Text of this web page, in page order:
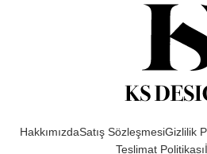
HakkımızdaSatış SözleşmesiGizlilik
Teslimat Politikası